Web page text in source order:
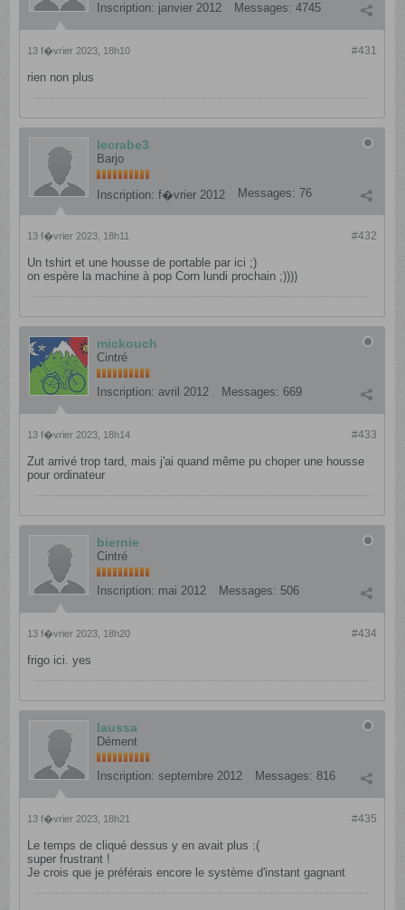
Inscription: janvier 2012 Messages: 4745
#431
13 f�vrier 2023, 18h10
rien non plus
lecrabe3
Barjo
Inscription: f�vrier 2012 Messages: 76
#432
13 f�vrier 2023, 18h11
Un tshirt et une housse de portable par ici ;)
on espère la machine à pop Corn lundi prochain ;))))
mickouch
Cintré
Inscription: avril 2012 Messages: 669
#433
13 f�vrier 2023, 18h14
Zut arrivé trop tard, mais j'ai quand même pu choper une housse
pour ordinateur
biernie
Cintré
Inscription: mai 2012 Messages: 506
#434
13 f�vrier 2023, 18h20
frigo ici. yes
laussa
Dément
Inscription: septembre 2012 Messages: 816
#435
13 f�vrier 2023, 18h21
Le temps de cliqué dessus y en avait plus :(
super frustrant !
Je crois que je préférais encore le système d'instant gagnant